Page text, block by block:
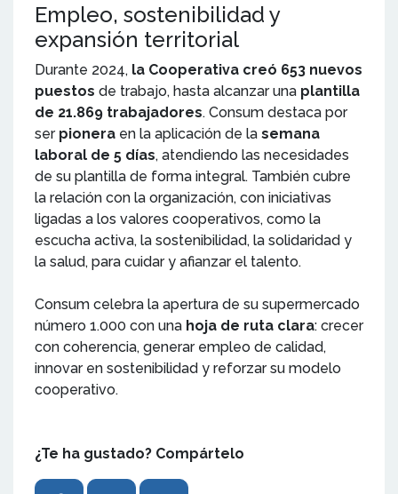
Empleo, sostenibilidad y
expansión territorial
Durante 2024, la Cooperativa creó 653 nuevos
puestos de trabajo, hasta alcanzar una plantilla
de 21.869 trabajadores. Consum destaca por
ser pionera en la aplicación de la semana
laboral de 5 días, atendiendo las necesidades
de su plantilla de forma integral. También cubre
la relación con la organización, con iniciativas
ligadas a los valores cooperativos, como la
escucha activa, la sostenibilidad, la solidaridad y
la salud, para cuidar y afianzar el talento.
Consum celebra la apertura de su supermercado
número 1.000 con una hoja de ruta clara: crecer
con coherencia, generar empleo de calidad,
innovar en sostenibilidad y reforzar su modelo
cooperativo.
¿Te ha gustado? Compártelo